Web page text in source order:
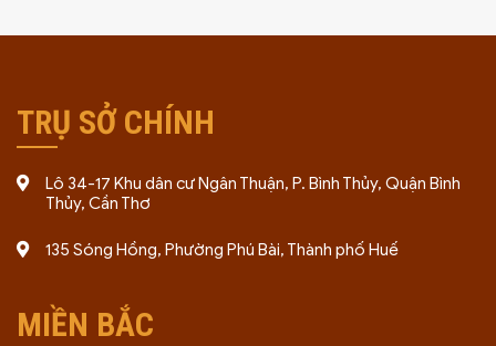
TRỤ SỞ CHÍNH
Lô 34-17 Khu dân cư Ngân Thuận, P. Bình Thủy, Quận Bình
Thủy, Cần Thơ
135 Sóng Hồng, Phường Phú Bài, Thành phố Huế
MIỀN BẮC